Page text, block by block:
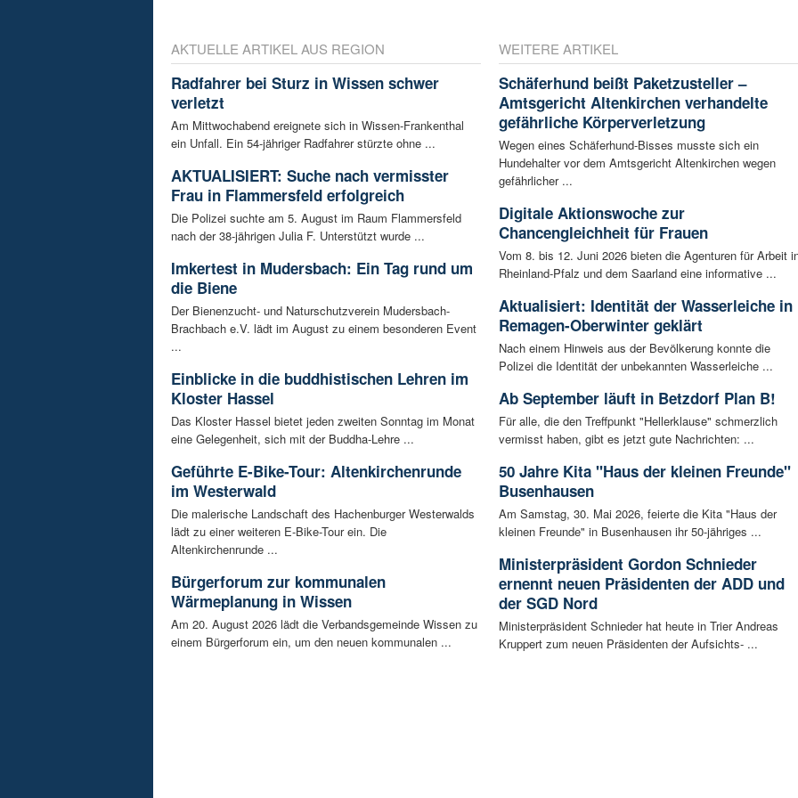
AKTUELLE ARTIKEL AUS REGION
Radfahrer bei Sturz in Wissen schwer
verletzt
Am Mittwochabend ereignete sich in Wissen-Frankenthal
ein Unfall. Ein 54-jähriger Radfahrer stürzte ohne ...
AKTUALISIERT: Suche nach vermisster
Frau in Flammersfeld erfolgreich
Die Polizei suchte am 5. August im Raum Flammersfeld
nach der 38-jährigen Julia F. Unterstützt wurde ...
Imkertest in Mudersbach: Ein Tag rund um
die Biene
Der Bienenzucht- und Naturschutzverein Mudersbach-
Brachbach e.V. lädt im August zu einem besonderen Event
...
Einblicke in die buddhistischen Lehren im
Kloster Hassel
Das Kloster Hassel bietet jeden zweiten Sonntag im Monat
eine Gelegenheit, sich mit der Buddha-Lehre ...
Geführte E-Bike-Tour: Altenkirchenrunde
im Westerwald
Die malerische Landschaft des Hachenburger Westerwalds
lädt zu einer weiteren E-Bike-Tour ein. Die
Altenkirchenrunde ...
Bürgerforum zur kommunalen
Wärmeplanung in Wissen
Am 20. August 2026 lädt die Verbandsgemeinde Wissen zu
einem Bürgerforum ein, um den neuen kommunalen ...
WEITERE ARTIKEL
Schäferhund beißt Paketzusteller –
Amtsgericht Altenkirchen verhandelte
gefährliche Körperverletzung
Wegen eines Schäferhund-Bisses musste sich ein
Hundehalter vor dem Amtsgericht Altenkirchen wegen
gefährlicher ...
Digitale Aktionswoche zur
Chancengleichheit für Frauen
Vom 8. bis 12. Juni 2026 bieten die Agenturen für Arbeit
Rheinland-Pfalz und dem Saarland eine informative ...
Aktualisiert: Identität der Wasserleiche in
Remagen-Oberwinter geklärt
Nach einem Hinweis aus der Bevölkerung konnte die
Polizei die Identität der unbekannten Wasserleiche ...
Ab September läuft in Betzdorf Plan B!
Für alle, die den Treffpunkt "Hellerklause" schmerzlich
vermisst haben, gibt es jetzt gute Nachrichten: ...
50 Jahre Kita "Haus der kleinen Freunde"
Busenhausen
Am Samstag, 30. Mai 2026, feierte die Kita "Haus der
kleinen Freunde" in Busenhausen ihr 50-jähriges ...
Ministerpräsident Gordon Schnieder
ernennt neuen Präsidenten der ADD und
der SGD Nord
Ministerpräsident Schnieder hat heute in Trier Andreas
Kruppert zum neuen Präsidenten der Aufsichts- ...